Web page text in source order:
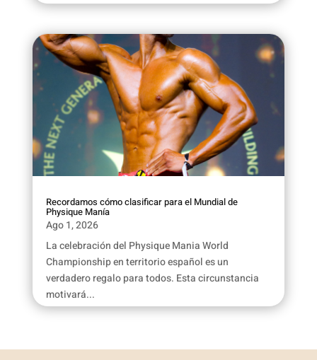
Recordamos cómo clasificar para el Mundial de
Physique Manía
Ago 1, 2026
La celebración del Physique Mania World
Championship en territorio español es un
verdadero regalo para todos. Esta circunstancia
motivará...